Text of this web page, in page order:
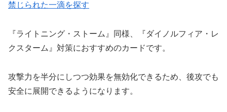
禁じられた一滴を探す
『ライトニング・ストーム』同様、『ダイノルフィア・レ
クスターム』対策におすすめのカードです。
攻撃力を半分にしつつ効果を無効化できるため、後攻でも
安全に展開できるようになります。